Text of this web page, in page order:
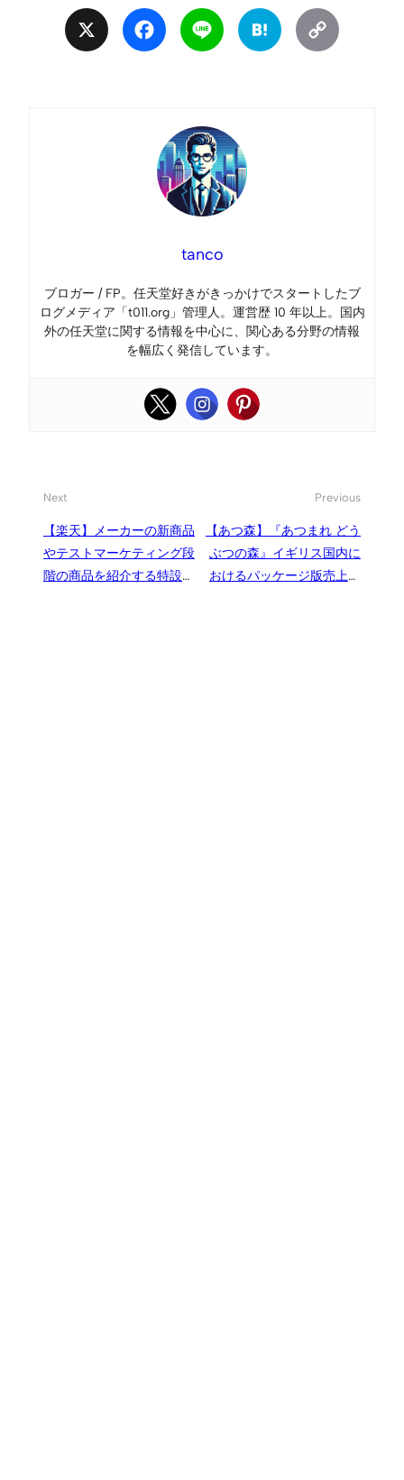
Facebook Line Hatena
tanco
ブロガー / FP。任天堂好きがきっかけでスタートしたブ
ログメディア「t011.org」管理人。運営歴 10 年以上。国内
外の任天堂に関する情報を中心に、関心ある分野の情報
を幅広く発信しています。
Next
【楽天】メーカーの新商品
やテストマーケティング段
階の商品を紹介する特設ペ
Previous
【あつ森】『あつまれ どう
ぶつの森』イギリス国内に
おけるパッケージ版売上が